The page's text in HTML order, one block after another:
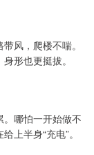
风，爬楼不喘。
形也更挺拔。
哪怕一开始做不
上半身“充电”。